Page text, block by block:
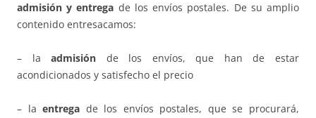
admisión y entrega de los envíos postales. De su amplio
contenido entresacamos:
– laadmisión de los envíos, que han de estar
acondicionados y satisfecho el precio
– laentrega de los envíos postales, que se procurará,